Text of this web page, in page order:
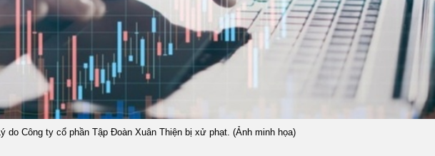
Lý do Công ty cổ phần Tập Đoàn Xuân Thiện bị xử phạt. (Ảnh minh họa)